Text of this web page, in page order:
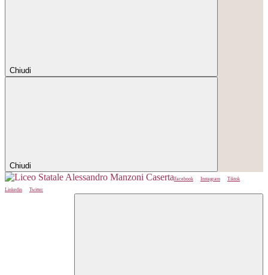
Chiudi
Chiudi
Facebook Instagram
Tiktok
Linkedin
Twitter